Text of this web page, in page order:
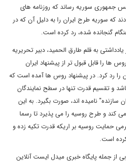
جمهوری سوریه رساند که روزنامه های
که سوریه طرح ایران را به دلیل آن که در
گنجانده شده، رد کرده است.
به قلم طارق الحمید، دبیر تحریریه
ها را قابل قبول تر از پیشنهاد ایران
را رد کرد. در پیشنهاد روس ها آمده است که
باشد و تقسیم قدرت تنها در سطح نمایندگان
نامیده اند، صورت بگیرد. به این
کند و طرح روسیه را می پذیرد تا رسما
حمایت روسیه بر اریکه قدرت تکیه زده و
است.
از جمله پایگاه خبری میدل ایست آنلاین